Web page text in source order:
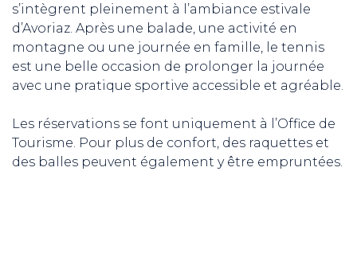
s’intègrent pleinement à l’ambiance estivale
d’Avoriaz. Après une balade, une activité en
montagne ou une journée en famille, le tennis
est une belle occasion de prolonger la journée
avec une pratique sportive accessible et agréable.
Les réservations se font uniquement à l’Office de
Tourisme. Pour plus de confort, des raquettes et
des balles peuvent également y être empruntées.